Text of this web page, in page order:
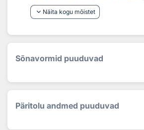
keyboard_arrow_down Näita kogu mõistet
Sõnavormid puuduvad
Päritolu andmed puuduvad